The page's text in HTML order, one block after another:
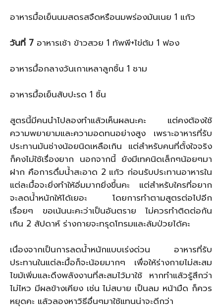
อาหารมื้อเย็นนมสดรสจืดหรือนมพร่องมันเนย 1 แก้ว
วันที่ 7 อาหารเช้า ข้าวสวย 1 ทัพพี+ไข่ต้ม 1 ฟอง
อาหารมื้อกลางวันเกาเหลาลูกชิ้น 1 ชาม
อาหารมื้อเย็นสับปะรด 1 ชิ้น
สูตรนี้มีคนนำไปลองทำแล้วเห็นผลนะคะ แต่คงต้องใช้
ความพยายามและความอดทนอย่างสูง เพราะอาหารที่รับ
ประทานมันช่างน้อยนิดเหลือเกิน แต่สำหรับคนที่ตั้งใจจริง
ก็คงไม่ใช้เรื่องยาก นอกจากนี้ ยังมีเทคนิดเล็กๆน้อยๆมา
ฝาก คือการดื่มน้ำสะอาด 2 แก้ว ก่อนรับประทานอาหารใน
แต่ละมื้อจะยิ่งทำให้อิ่มมากยิ่งขึ้นคะ แต่สำหรับใครที่อยาก
จะลดน้ำหนักให้ได้เยอะ โดยการทำตามสูตรต่อไปอีก
เรื่อยๆ ขอเน้นนะคะว่าเป็นอันตราย ไม่ควรทำติดต่อกัน
เกิน 2 สัปดาห์ ร่างกายจะทรุดโทรมและล้มป่วยได้คะ
เนื่องจากเป็นการลดน้ำหนักแบบเร่งด่วน อาหารที่รับ
ประทานในแต่ละมื้อก็จะน้อยมากๆ เพื่อให้ร่างกายไม่สะสม
ไขมัเพิ่มและดึงพลังงานที่สะสมไว้มาใช้ หากทำแล้วรู้สึกว่า
ไม่ไหว มีผลข้างเคียง เช่น ไม่สบาย เป็นลม หน้ามืด ก็ควร
หยุดคะ แล้วลองหาวิธีอื่นๆมาใช้แทนน่าจะดีกว่า